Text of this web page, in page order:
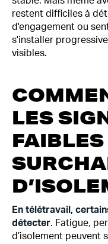
restent difficiles à
d'engagement ou
s'installer
visibles.
LES
FAIBLES
En télétravail,
détecter. Fatigue,
d’isolement peuvent